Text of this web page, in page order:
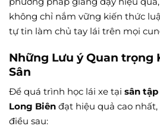
không chỉ nắm vững kiến thức
tự tin làm chủ tay lái trên mọi
Những Lưu ý Quan trọng
Sân
Để quá trình học lái xe tại sân
Long Biên đạt hiệu quả cao
điều sau: